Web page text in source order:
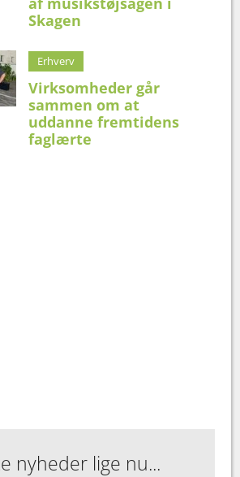
Skagen
Erhverv
Virksomheder går
sammen om at
uddanne fremtidens
faglærte
nyheder lige nu...